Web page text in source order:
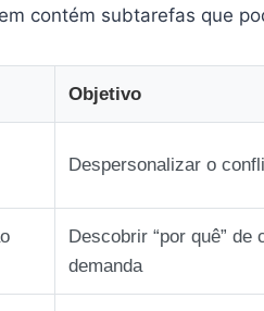
contém subtarefas que
Objetivo
Despersonalizar o
Descobrir “por quê” de
demanda